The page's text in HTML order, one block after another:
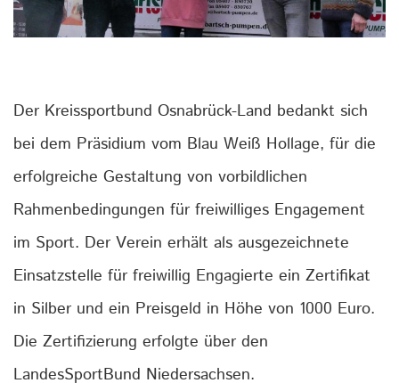
Der Kreissportbund Osnabrück-Land bedankt sich
bei dem Präsidium vom Blau Weiß Hollage, für die
erfolgreiche Gestaltung von vorbildlichen
Rahmenbedingungen für freiwilliges Engagement
im Sport. Der Verein erhält als ausgezeichnete
Einsatzstelle für freiwillig Engagierte ein Zertifikat
in Silber und ein Preisgeld in Höhe von 1000 Euro.
Die Zertifizierung erfolgte über den
LandesSportBund Niedersachsen.